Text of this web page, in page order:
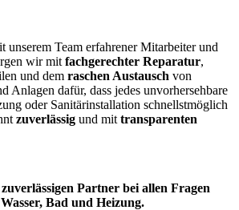
Team erfahrener Mitarbeiter und
wir mit fachgerechter Reparatur,
und dem raschen Austausch von
Anlagen dafür, dass jedes unvorhersehbare
oder Sanitärinstallation schnellstmöglich
zuverlässig und mit transparenten
Partner bei allen Fragen
Bad und Heizung.